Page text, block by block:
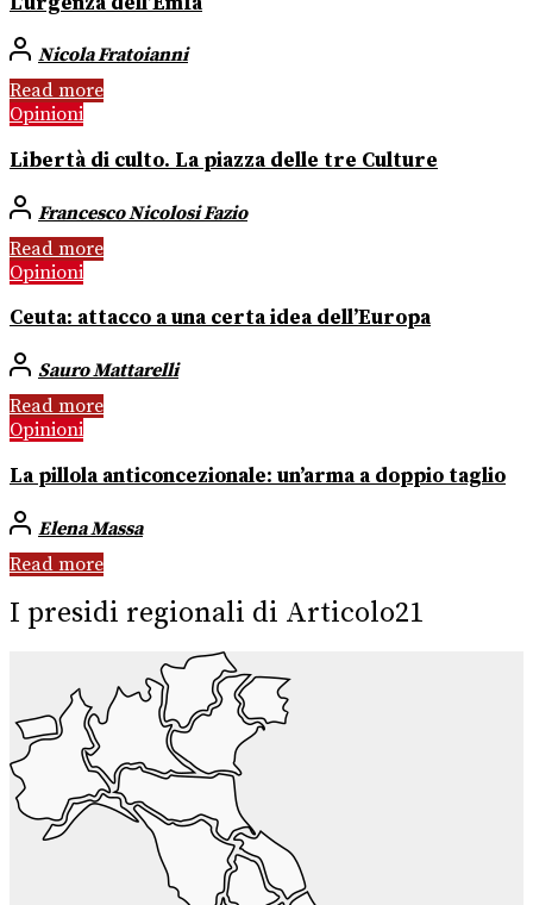
Nicola Fratoianni
Read more
Opinioni
Libertà di culto. La piazza delle tre Culture
Francesco Nicolosi Fazio
Read more
Opinioni
Ceuta: attacco a una certa idea dell’Europa
Sauro Mattarelli
Read more
Opinioni
La pillola anticoncezionale: un’arma a doppio taglio
Elena Massa
Read more
I presidi regionali di Articolo21